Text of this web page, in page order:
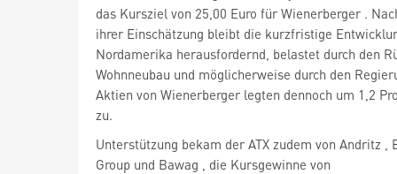
das Kursziel von 25,00 Euro für Wienerberger .
ihrer Einschätzung bleibt die kurzfristige
Nordamerika herausfordernd, belastet durch den
Wohnneubau und möglicherweise durch den
Aktien von Wienerberger legten dennoch um 1,2
zu.
Unterstützung bekam der ATX zudem von Andritz ,
Group und Bawag , die Kursgewinne von